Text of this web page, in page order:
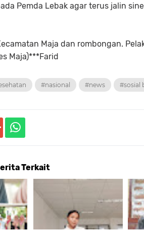
Pemda Lebak agar terus jalin
Maja dan rombongan.
Maja)***Farid
#nasional #news #sosial
Terkait